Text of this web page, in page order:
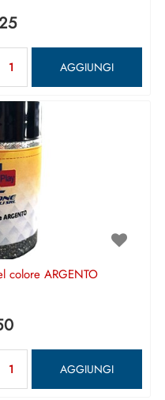
AGGIUNGI
colore ARGENTO
AGGIUNGI